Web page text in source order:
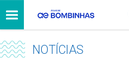
NOTÍCIAS